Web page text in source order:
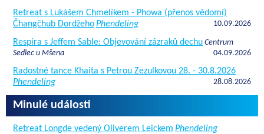
Retreat s Lukášem Chmelíkem - Phowa (přenos vědomí)
Čhangčhub DordžehoPhendeling 10.09.2026
Respira s Jeffem Sable: Objevování zázraků dechu Centrum
Sedlec u Mšena
04.09.2026
Radostné tance Khaita s Petrou Zezulkovou 28. - 30.8.2026
Phendeling
28.08.2026
Minulé události
Retreat Longde vedený Oliverem Leickem Phendeling